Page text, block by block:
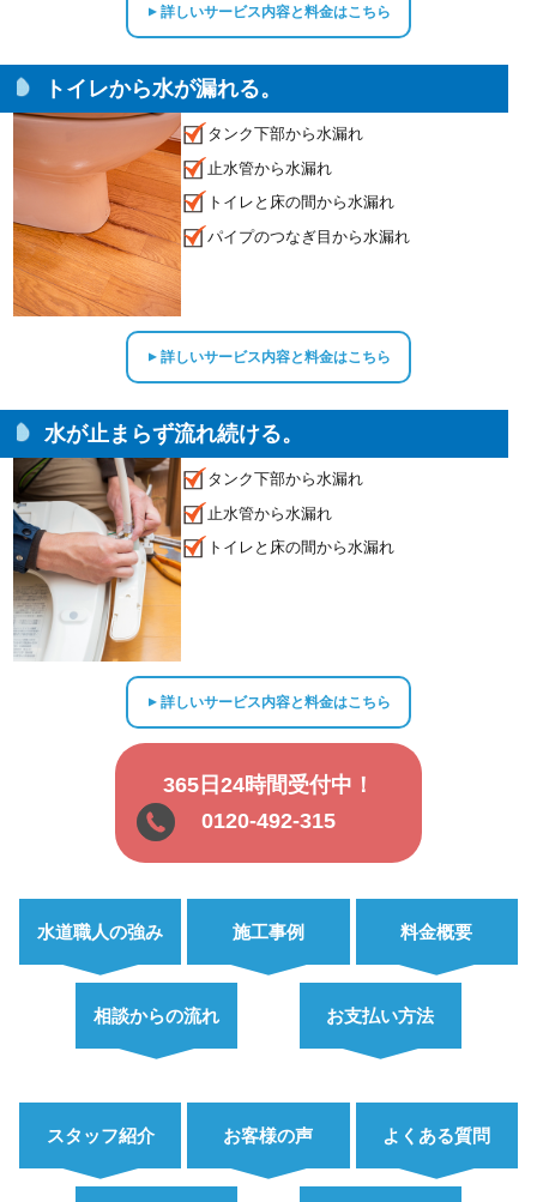
▲詳しいサービス内容と料金はこちら
トイレから水が漏れる。
タンク下部から水漏れ
止水管から水漏れ
トイレと床の間から水漏れ
パイプのつなぎ目から水漏れ
▲詳しいサービス内容と料金はこちら
水が止まらず流れ続ける。
タンク下部から水漏れ
止水管から水漏れ
トイレと床の間から水漏れ
▲詳しいサービス内容と料金はこちら
365日24時間受付中！
0120-492-315
水道職人の強み 施工事例 料金概要
相談からの流れ お支払い方法
スタッフ紹介 お客様の声 よくある質問